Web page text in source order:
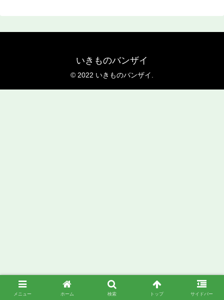
いきものバンザイ
© 2022 いきものバンザイ.
メニュー ホーム 検索 トップ サイドバー